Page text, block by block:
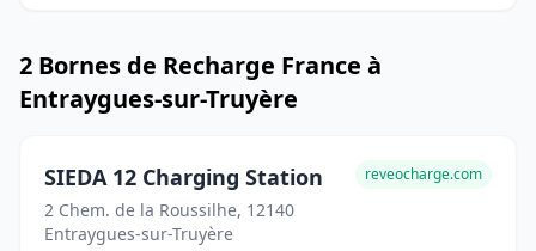
2 Bornes de Recharge France à
Entraygues-sur-Truyère
SIEDA 12 Charging Station
2 Chem. de la Roussilhe, 12140
Entraygues-sur-Truyère
reveocharge.com